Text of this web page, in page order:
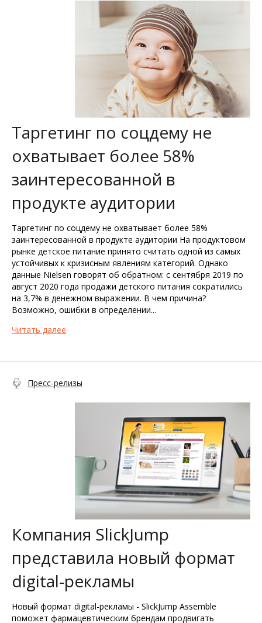
Таргетинг по соцдему не
охватывает более 58%
заинтересованной в
продукте аудитории
Таргетинг по соцдему не охватывает более 58%
заинтересованной в продукте аудитории На продуктовом
рынке детское питание принято считать одной из самых
устойчивых к кризисным явлениям категорий. Однако
данные Nielsen говорят об обратном: с сентября 2019 по
август 2020 года продажи детского питания сократились
на 3,7% в денежном выражении. В чем причина?
Возможно, ошибки в определении...
Читать далее
Пресс-релизы
Компания SlickJump
представила новый формат
digital-рекламы
Новый формат digital-рекламы - SlickJump Assemble
поможет фармацевтическим брендам продвигать